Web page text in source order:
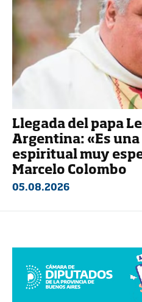
Llegada del papa
Argentina: «Es
espiritual muy
Marcelo Colombo
05.08.2026